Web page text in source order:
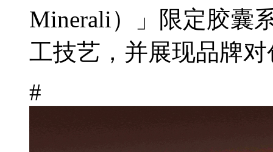
Minerali）」限定胶囊
工技艺，并展现品牌
#